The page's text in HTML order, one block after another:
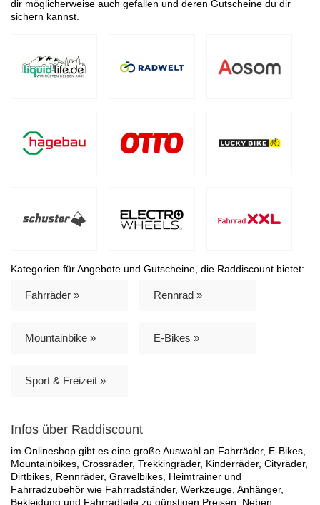
dir möglicherweise auch gefallen und deren Gutscheine du dir
sichern kannst.
Kategorien für Angebote und Gutscheine, die Raddiscount bietet:
Fahrräder » Rennrad »
Mountainbike » E-Bikes »
Sport & Freizeit »
Infos über Raddiscount
im Onlineshop gibt es eine große Auswahl an Fahrräder, E-Bikes,
Mountainbikes, Crossräder, Trekkingräder, Kinderräder, Cityräder,
Dirtbikes, Rennräder, Gravelbikes, Heimtrainer und
Fahrradzubehör wie Fahrradständer, Werkzeuge, Anhänger,
Bekleidung und Fahrradteile zu günstigen Preisen. Neben